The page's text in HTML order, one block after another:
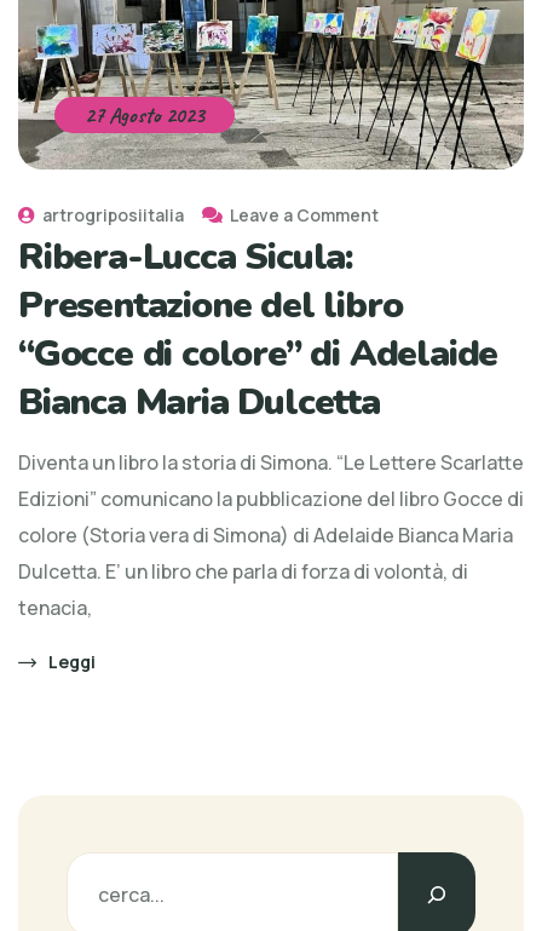
27 Agosto 2023
artrogriposiitalia Leave a Comment
Ribera-Lucca Sicula:
Presentazione del libro
“Gocce di colore” di Adelaide
Bianca Maria Dulcetta
Diventa un libro la storia di Simona. “Le Lettere Scarlatte
Edizioni” comunicano la pubblicazione del libro Gocce di
colore (Storia vera di Simona) di Adelaide Bianca Maria
Dulcetta. E’ un libro che parla di forza di volontà, di
tenacia,
Leggi